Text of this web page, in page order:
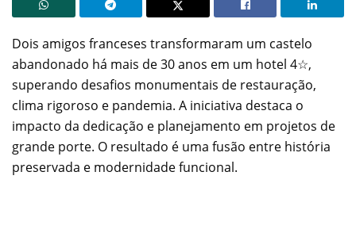
Dois amigos franceses transformaram um castelo
abandonado há mais de 30 anos em um hotel 4☆,
superando desafios monumentais de restauração,
clima rigoroso e pandemia. A iniciativa destaca o
impacto da dedicação e planejamento em projetos de
grande porte. O resultado é uma fusão entre história
preservada e modernidade funcional.